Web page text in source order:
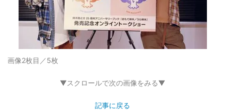
画像2枚目／5枚
▼スクロールで次の画像をみる▼
記事に戻る